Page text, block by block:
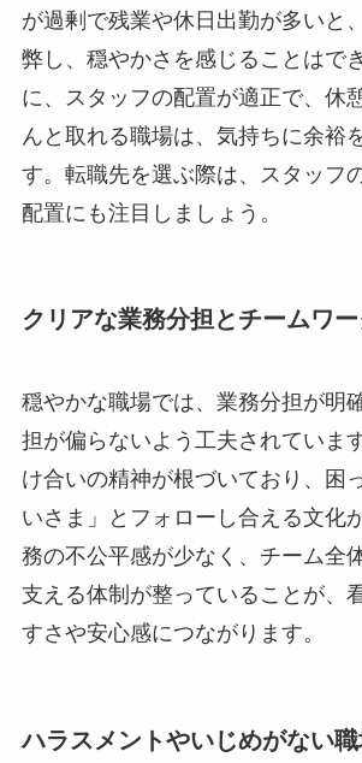
が過剰で残業や休日出勤が多いと
弊し、穏やかさを感じることはで
に、スタッフの配置が適正で、休
んと取れる職場は、気持ちに余裕
す。転職先を選ぶ際は、スタッフ
配置にも注目しましょう。
クリアな業務分担とチームワ
穏やかな職場では、業務分担が明
担が偏らないよう工夫されていま
け合いの精神が根づいており、困
いさま」とフォローし合える文化
務の不公平感が少なく、チーム全
支える体制が整っていることが、
すさや安心感につながります。
ハラスメントやいじめがない